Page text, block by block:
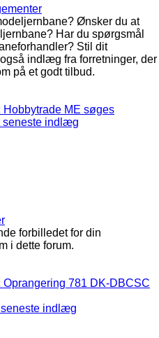
Ønsker du at
Har du spørgsmål
Stil dit
indlæg fra forretninger, der
på et godt tilbud.
Hobbytrade ME søges
seneste indlæg
forbilledet for din
i dette forum.
Oprangering 781 DK-DBCSC
indlæg